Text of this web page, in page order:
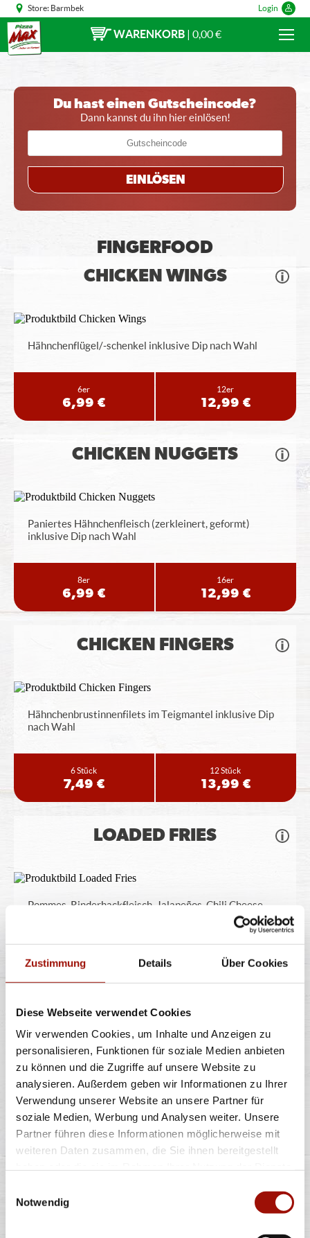
Zustimmung Details Über Cookies
Diese Webseite verwendet Cookies
Wir verwenden Cookies, um Inhalte und Anzeigen zu
personalisieren, Funktionen für soziale Medien anbieten
zu können und die Zugriffe auf unsere Website zu
analysieren. Außerdem geben wir Informationen zu Ihrer
Verwendung unserer Website an unsere Partner für
soziale Medien, Werbung und Analysen weiter. Unsere
Partner führen diese Informationen möglicherweise mit
weiteren Daten zusammen, die Sie ihnen bereitgestellt
Notwendig
Store: Barmbek Login
WARENKORB | 0,00 €
Du hast einen Gutscheincode?
Dann kannst du ihn hier einlösen!
EINLÖSEN
FINGERFOOD
CHICKEN WINGS
Hähnchenflügel/-schenkel inklusive Dip nach Wahl
6er
6,99 €
12er
12,99 €
CHICKEN NUGGETS
Paniertes Hähnchenfleisch (zerkleinert, geformt)
inklusive Dip nach Wahl
8er
6,99 €
16er
12,99 €
CHICKEN FINGERS
Hähnchenbrustinnenfilets im Teigmantel inklusive Dip
nach Wahl
6 Stück
7,49 €
12 Stück
13,99 €
LOADED FRIES
Pommes, Rinderhackfleisch, Jalapeños, Chili Cheese
7,99 €
POMMES
Knusprige Pommes Frites inclusive Dip nach Wahl
5,49 €
FLATBREAD SIZILIANA